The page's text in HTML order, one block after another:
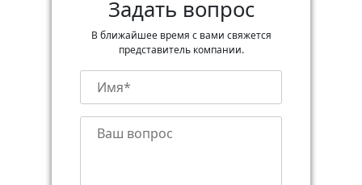
Задать вопрос
В ближайшее время с вами свяжется
представитель компании.